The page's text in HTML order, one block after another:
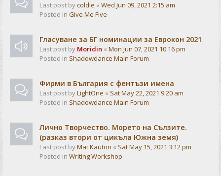
Last post bycoldie « Wed Jun 09, 2021 2:15 am
Posted in Give Me Five
Гласуване за БГ номинации за Еврокон 2021
Last post by Moridin « Mon Jun 07, 2021 10:16 pm
Posted in Shadowdance Main Forum
Фирми в България с фентъзи имена
Last post byLightOne « Sat May 22, 2021 9:20 am
Posted in Shadowdance Main Forum
Лично Творчество. Морето на Сълзите.
(разказ втори от цикъла Южна земя)
Last post byMat Kauton « Sat May 15, 2021 3:12 pm
Posted in Writing Workshop